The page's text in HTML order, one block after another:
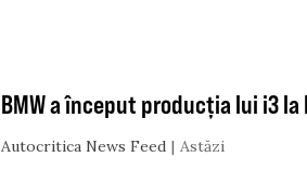
BMW a început producția lui i3 la
Autocritica News Feed Astăzi